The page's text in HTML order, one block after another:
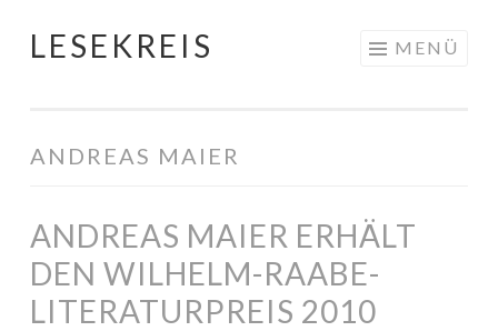
Springe
LESEKREIS MENÜ
ANDREAS MAIER
ANDREAS MAIER ERHÄLT
DEN WILHELM-RAABE-
LITERATURPREIS 2010